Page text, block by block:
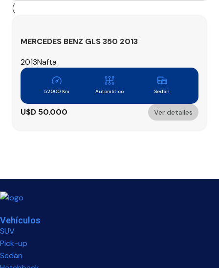
MERCEDES BENZ GLS 350 2013
2013Nafta
52000 Km Automático Sedan
U$D 50.000 Ver detalles
Vehículos
SUV
Pick-up
Sedan